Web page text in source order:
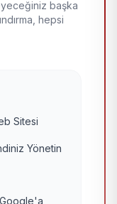
başka
hepsi
Sitesi
Yönetin